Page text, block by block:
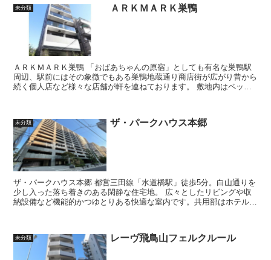
未分類 ＡＲＫＭＡＲＫ巣鴨
ＡＲＫＭＡＲＫ巣鴨 「おばあちゃんの原宿」としても有名な巣鴨駅
周辺、駅前にはその象徴でもある巣鴨地蔵通り商店街が広がり昔から
続く個人店など様々な店舗が軒を連ねております。 敷地内はペット
未分類 ザ・パークハウス本郷
ザ・パークハウス本郷 都営三田線「水道橋駅」徒歩5分。白山通りを
少し入った落ち着きのある閑静な住宅地。 広々としたリビングや収
納設備など機能的かつゆとりある快適な室内です。共用部はホテルラ
未分類 レーヴ飛鳥山フェルクルール